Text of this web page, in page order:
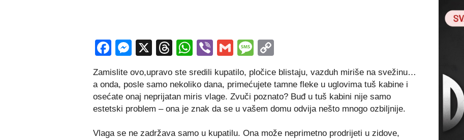
Facebook
Messenger
X Threads
WhatsApp
ViberGmailMessage
Zamislite ovo,upravo ste sredili kupatilo, pločice blistaju, vazduh miriše na svežinu…
a onda, posle samo nekoliko dana, primećujete tamne fleke u uglovima tuš kabine i
osećate onaj neprijatan miris vlage. Zvuči poznato? Buđ u tuš kabini nije samo
estetski problem – ona je znak da se u vašem domu odvija nešto mnogo ozbiljnije.
Vlaga se ne zadržava samo u kupatilu. Ona može neprimetno prodrijeti u zidove,